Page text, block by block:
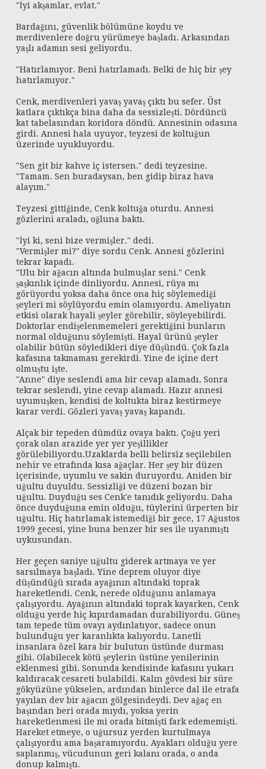
"İyi akşamlar, evlat."
Bardağını, güvenlik bölümüne koydu ve
merdivenlere doğru yürümeye başladı. Arkasından
yaşlı adamın sesi geliyordu.
"Hatırlamıyor. Beni hatırlamadı. Belki de hiç bir şey
hatırlamıyor."
Cenk, merdivenleri yavaş yavaş çıktı bu sefer. Üst
katlara çıktıkça bina daha da sessizleşti. Dördüncü
kat tabelasından koridora döndü. Annesinin odasına
girdi. Annesi hala uyuyor, teyzesi de koltuğun
üzerinde uyukluyordu.
"Sen git bir kahve iç istersen." dedi teyzesine.
"Tamam. Sen buradaysan, ben gidip biraz hava
alayım."
Teyzesi gittiğinde, Cenk koltuğa oturdu. Annesi
gözlerini araladı, oğluna baktı.
"İyi ki, seni bize vermişler." dedi.
"Vermişler mi?" diye sordu Cenk. Annesi gözlerini
tekrar kapadı.
"Ulu bir ağacın altında bulmuşlar seni." Cenk
şaşkınlık içinde dinliyordu. Annesi, rüya mı
görüyordu yoksa daha önce ona hiç söylemediği
şeyleri mi söylüyordu emin olamıyordu. Ameliyatın
etkisi olarak hayali şeyler görebilir, söyleyebilirdi.
Doktorlar endişelenmemeleri gerektiğini bunların
normal olduğunu söylemişti. Hayal ürünü şeyler
olabilir bütün söyledikleri diye düşündü. Çok fazla
kafasına takmaması gerekirdi. Yine de içine dert
olmuştu işte.
"Anne" diye seslendi ama bir cevap alamadı. Sonra
tekrar seslendi, yine cevap alamadı. Hazır annesi
uyumuşken, kendisi de koltukta biraz kestirmeye
karar verdi. Gözleri yavaş yavaş kapandı.
Alçak bir tepeden dümdüz ovaya baktı. Çoğu yeri
çorak olan arazide yer yer yeşillikler
görülebiliyordu.Uzaklarda belli belirsiz seçilebilen
nehir ve etrafında kısa ağaçlar. Her şey bir düzen
içerisinde, uyumlu ve sakin duruyordu. Aniden bir
uğultu duyuldu. Sessizliği ve düzeni bozan bir
uğultu. Duyduğu ses Cenk'e tanıdık geliyordu. Daha
önce duyduğuna emin olduğu, tüylerini ürperten bir
uğultu. Hiç hatırlamak istemediği bir gece, 17 Ağustos
1999 gecesi, yine buna benzer bir ses ile uyanmıştı
uykusundan.
Her geçen saniye uğultu giderek artmaya ve yer
sarsılmaya başladı. Yine deprem oluyor diye
düşündüğü sırada ayağının altındaki toprak
hareketlendi. Cenk, nerede olduğunu anlamaya
çalışıyordu. Ayağının altındaki toprak kayarken, Cenk
olduğu yerde hiç kıpırdamadan durabiliyordu. Güneş
tam tepede tüm ovayı aydınlatıyor, sadece onun
bulunduğu yer karanlıkta kalıyordu. Lanetli
insanlara özel kara bir bulutun üstünde durması
gibi. Olabilecek kötü şeylerin üstüne yenilerinin
eklenmesi gibi. Sonunda kendisinde kafasını yukarı
kaldıracak cesareti bulabildi. Kalın gövdesi bir süre
gökyüzüne yükselen, ardından binlerce dal ile etrafa
yayılan dev bir ağacın gölgesindeydi. Dev ağaç en
başından beri orada mıydı, yoksa yerin
hareketlenmesi ile mi orada bitmişti fark edememişti.
Hareket etmeye, o uğursuz yerden kurtulmaya
çalışıyordu ama başaramıyordu. Ayakları olduğu yere
saplanmış, vücudunun geri kalanı orada, o anda
donup kalmıştı.